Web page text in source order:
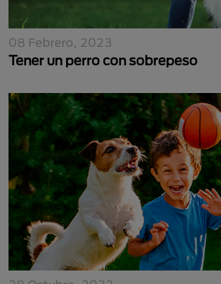
08 Febrero, 2023
Tener un perro con sobrepeso